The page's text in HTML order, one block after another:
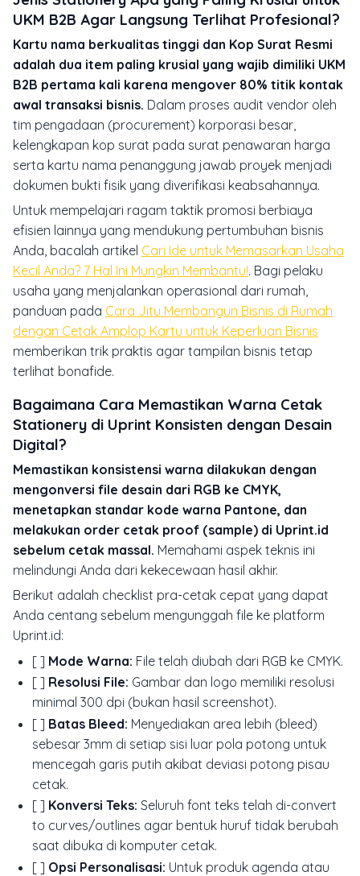
UKM B2B Agar Langsung Terlihat Profesional?
Kartu nama berkualitas tinggi dan Kop Surat Resmi
adalah dua item paling krusial yang wajib dimiliki UKM
B2B pertama kali karena mengover 80% titik kontak
awal transaksi bisnis. Dalam proses audit vendor oleh
tim pengadaan (procurement) korporasi besar,
kelengkapan kop surat pada surat penawaran harga
serta kartu nama penanggung jawab proyek menjadi
dokumen bukti fisik yang diverifikasi keabsahannya.
Untuk mempelajari ragam taktik promosi berbiaya
efisien lainnya yang mendukung pertumbuhan bisnis
Anda, bacalah artikel Cari Ide untuk Memasarkan Usaha
Kecil Anda? 7 Hal Ini Mungkin Membantu!. Bagi pelaku
usaha yang menjalankan operasional dari rumah,
panduan pada Cara Jitu Membangun Bisnis di Rumah
dengan Cetak Amplop Kartu untuk Keperluan Bisnis
memberikan trik praktis agar tampilan bisnis tetap
terlihat bonafide.
Bagaimana Cara Memastikan Warna Cetak
Stationery di Uprint Konsisten dengan Desain
Digital?
Memastikan konsistensi warna dilakukan dengan
mengonversi file desain dari RGB ke CMYK,
menetapkan standar kode warna Pantone, dan
melakukan order cetak proof (sample) di Uprint.id
sebelum cetak massal. Memahami aspek teknis ini
melindungi Anda dari kekecewaan hasil akhir.
Berikut adalah checklist pra-cetak cepat yang dapat
Anda centang sebelum mengunggah file ke platform
Uprint.id:
[ ] Mode Warna: File telah diubah dari RGB ke CMYK.
[ ] Resolusi File: Gambar dan logo memiliki resolusi
minimal 300 dpi (bukan hasil screenshot).
[ ] Batas Bleed: Menyediakan area lebih (bleed)
sebesar 3mm di setiap sisi luar pola potong untuk
mencegah garis putih akibat deviasi potong pisau
cetak.
[ ] Konversi Teks: Seluruh font teks telah di-convert
to curves/outlines agar bentuk huruf tidak berubah
saat dibuka di komputer cetak.
[ ] Opsi Personalisasi: Untuk produk agenda atau